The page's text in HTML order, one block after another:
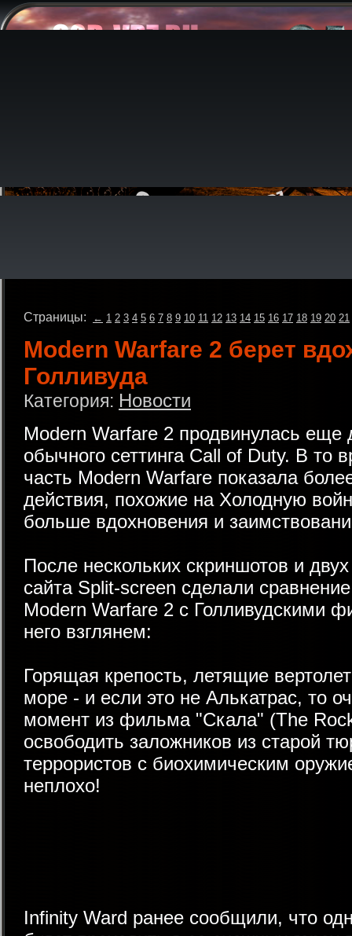
Страницы: ← 1 2 3 4 5 6 7 8 9 10 11 12 13 14 15 16 17 18 19 20 21
Modern Warfare 2 берет
Голливуда
Категория: Новости
Modern Warfare 2 продвинулась еще
обычного сеттинга Call of Duty. В то
часть Modern Warfare показала
действия, похожие на Холодную
больше вдохновения и
После нескольких скриншотов и
сайта Split-screen сделали
Modern Warfare 2 с Голливудскими
него взглянем:
Горящая крепость, летящие
море - и еcли это не Алькатрас, то
момент из фильма "Скала" (The
освободить заложников из старой
террористов с биохимическим
неплохо!
Infinity Ward ранее сообщили, что